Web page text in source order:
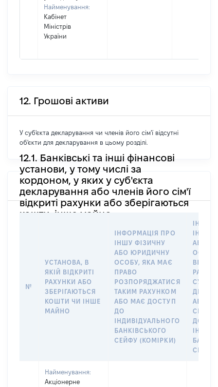
Найменування:
Кабінет
Міністрів
України
12. Грошові активи
У суб'єкта декларування чи членів його сім'ї відсутні
об'єкти для декларування в цьому розділі.
12.1. Банківські та інші фінансові
установи, у тому числі за
кордоном, у яких у суб'єкта
декларування або членів його сім'ї
відкриті рахунки або зберігаються
кошти, інше майно
№
УСТАНОВА, В
ЯКІЙ ВІДКРИТІ
РАХУНКИ АБО
ЗБЕРІГАЮТЬСЯ
КОШТИ ЧИ ІНШЕ
МАЙНО
ІНФОРМАЦІЯ ПРО
ІНШУ ФІЗИЧНУ
АБО ЮРИДИЧНУ
ОСОБУ, ЯКА МАЄ
ПРАВО
РОЗПОРЯДЖАТИСЯ
ТАКИМ РАХУНКОМ
АБО МАЄ ДОСТУП
ДО
ІНДИВІДУАЛЬНОГО
БАНКІВСЬКОГО
СЕЙФУ (КОМІРКИ)
ІНШУ
АБО
АБО
СІМ’Ї
СЕЙФУ
Найменування:
Акціонерне